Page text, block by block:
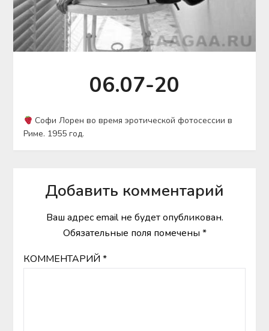
06.07-20
Софи Лорен во время эротической фотосессии в
Риме. 1955 год.
Добавить комментарий
Ваш адрес email не будет опубликован.
Обязательные поля помечены *
КОММЕНТАРИЙ *